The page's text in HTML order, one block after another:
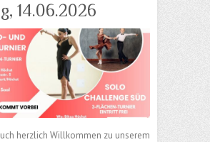
14.06.2026
herzlich Willkommen zu unserem